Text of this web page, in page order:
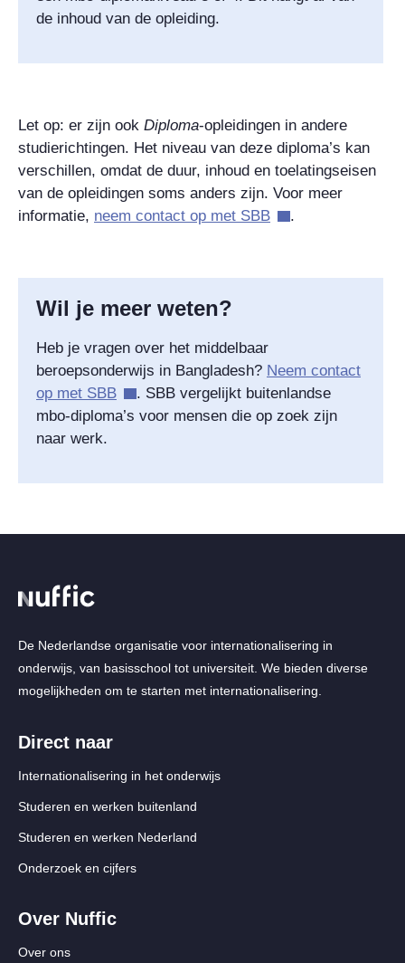
de inhoud van de opleiding.
Let op: er zijn ook Diploma-opleidingen in andere
studierichtingen. Het niveau van deze diploma’s kan
verschillen, omdat de duur, inhoud en toelatingseisen
van de opleidingen soms anders zijn. Voor meer
informatie, neem contact op met SBB .
Wil je meer weten?
Heb je vragen over het middelbaar
beroepsonderwijs in Bangladesh? Neem contact
op met SBB
. SBB vergelijkt buitenlandse
mbo-diploma’s voor mensen die op zoek zijn
naar werk.
De Nederlandse organisatie voor internationalisering in
onderwijs, van basisschool tot universiteit. We bieden diverse
mogelijkheden om te starten met internationalisering.
Direct naar
Internationalisering in het onderwijs
Studeren en werken buitenland
Studeren en werken Nederland
Onderzoek en cijfers
Over Nuffic
Over ons